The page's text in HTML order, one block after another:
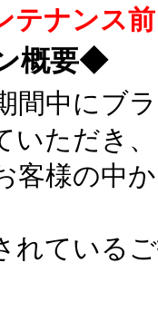
テナンス前
概要◆
間中にブ
いただき、
客様の中
れている